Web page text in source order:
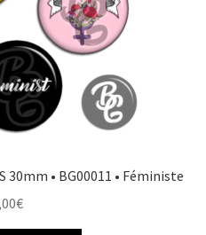
30mm • BG00011 • Féministe
€